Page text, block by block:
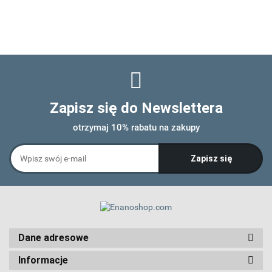
Zapisz się do Newslettera
otrzymaj 10% rabatu na zakupy
Dane adresowe
Informacje